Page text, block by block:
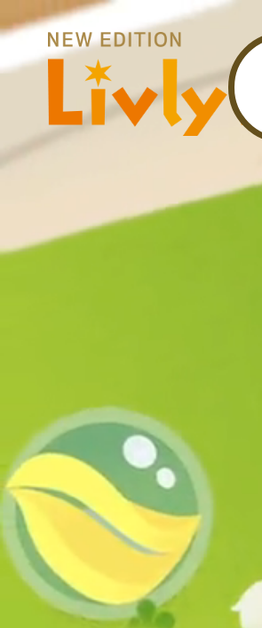
리블리 아일랜